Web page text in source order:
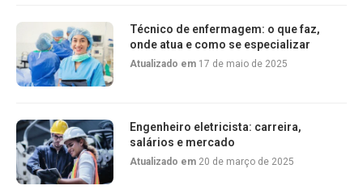
Técnico de enfermagem: o que faz,
onde atua e como se especializar
Atualizado em 17 de maio de 2025
Engenheiro eletricista: carreira,
salários e mercado
Atualizado em 20 de março de 2025